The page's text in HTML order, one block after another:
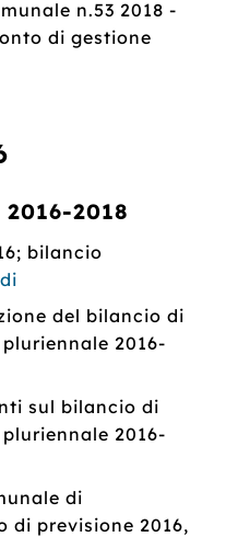
n.53 2018 -
di gestione
2018
bilancio
del bilancio di
2016-
sul bilancio di
2016-
di
di previsione 2016,